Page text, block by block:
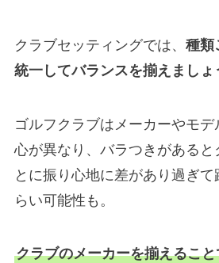
クラブセッティングでは、 種類
統一してバランスを揃えましょ
ゴルフクラブはメーカーやモ
心が異なり、バラつきがある
とに振り心地に差があり過ぎ
らい可能性も。
クラブのメーカーを揃えるこ